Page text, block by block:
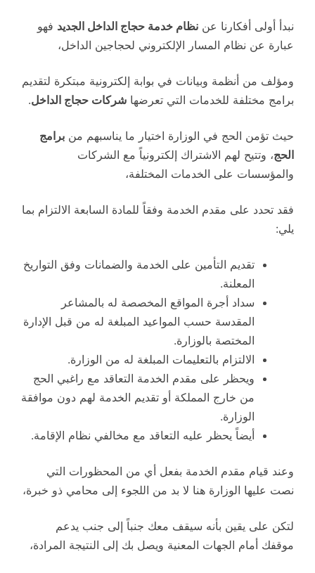
نبدأ أولى أفكارنا عن نظام خدمة حجاج الداخل الجديد فهو
عبارة عن نظام المسار الإلكتروني لحجاجين الداخل،
ومؤلف من أنظمة وبيانات في بوابة إلكترونية مبتكرة لتقديم
برامج مختلفة للخدمات التي تعرضها شركات حجاج الداخل.
حيث تؤمن الحج في الوزارة اختيار ما يناسبهم من برامج
الحج، وتتيح لهم الاشتراك إلكترونياً مع الشركات
والمؤسسات على الخدمات المختلفة،
فقد تحدد على مقدم الخدمة وفقاً للمادة السابعة الالتزام بما
يلي:
تقديم التأمين على الخدمة والضمانات وفق التواريخ
المعلنة.
سداد أجرة المواقع المخصصة له بالمشاعر
المقدسة حسب المواعيد المبلغة له من قبل الإدارة
المختصة بالوزارة.
الالتزام بالتعليمات المبلغة له من الوزارة.
ويحظر على مقدم الخدمة التعاقد مع راغبي الحج
من خارج المملكة أو تقديم الخدمة لهم دون موافقة
الوزارة.
أيضاً يحظر عليه التعاقد مع مخالفي نظام الإقامة.
وعند قيام مقدم الخدمة بفعل أي من المحظورات التي
نصت عليها الوزارة هنا لا بد من اللجوء إلى محامي ذو خبرة،
لتكن على يقين بأنه سيقف معك جنباً إلى جنب يدعم
موقفك أمام الجهات المعنية ويصل بك إلى النتيجة المرادة،